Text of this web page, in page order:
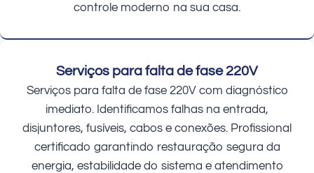
controle moderno na sua casa.
Serviços para falta de fase 220V
Serviços para falta de fase 220V com diagnóstico
imediato. Identificamos falhas na entrada,
disjuntores, fusíveis, cabos e conexões. Profissional
certificado garantindo restauração segura da
energia, estabilidade do sistema e atendimento